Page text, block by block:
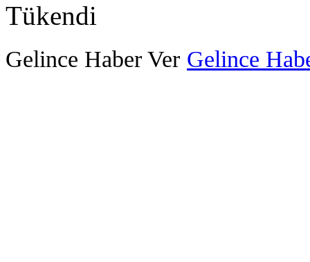
Tükendi
Gelince Haber Ver Gelince